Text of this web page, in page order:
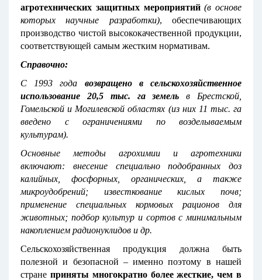
агротехнических защитных мероприятий(в основе
которых научные разработки), обеспечивающих
производство чистой высококачественной продукции,
соответствующей самым жестким нормативам.
Справочно:
С 1993 года возвращено в сельскохозяйственное
использование 20,5 тыс. га земель в Брестской,
Гомельской и Могилевской областях (из них 11 тыс. га
введено с ограничениями по возделываемым
культурам).
Основные методы агрохимии и агротехники
включают: внесение специально подобранных доз
калийных, фосфорных, органических, а также
микроудобрений; известкование кислых почв;
применение специальных кормовых рационов для
животных; подбор культур и сортов с минимальным
накоплением радионуклидов и др.
Сельскохозяйственная продукция должна быть
полезной и безопасной – именно поэтому в нашей
стране приняты многократно более жесткие, чем в